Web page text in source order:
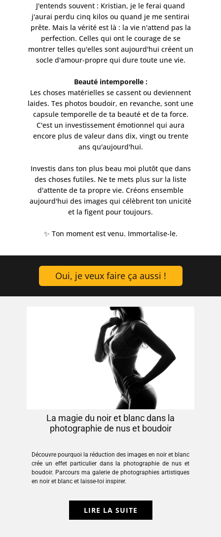
J'entends souvent : Kristian, je le ferai quand
j'aurai perdu cinq kilos ou quand je me sentirai
prête. Mais la vérité est là : la vie n'attend pas la
perfection. Celles qui ont le courage de se
montrer telles qu'elles sont aujourd'hui créent un
socle d'amour-propre qui dure toute une vie.
Beauté intemporelle :
​Les choses matérielles se cassent ou deviennent
laides. Tes photos boudoir, en revanche, sont une
capsule temporelle de ta beauté et de ta force.
C'est un investissement émotionnel qui aura
encore plus de valeur dans dix, vingt ou trente
ans qu'aujourd'hui.
Investis dans ton plus beau moi plutôt que dans
des choses futiles. Ne te mets plus sur la liste
d'attente de ta propre vie. Créons ensemble
aujourd'hui des images qui célèbrent ton unicité
et la figent pour toujours.
✨ Ton moment est venu. Immortalise-le.
​Oui, je veux faire ça aussi !
​La magie du noir et blanc dans la
photographie de nus et boudoir
​Découvre pourquoi la réduction des images en noir et blanc
crée un effet particulier dans la photographie de nus et
boudoir. Parcours ma galerie de photographies artistiques
en noir et blanc et laisse-toi inspirer.
LIRE LA SUITE